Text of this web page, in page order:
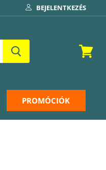
BEJELENTKEZÉS
PROMÓCIÓK